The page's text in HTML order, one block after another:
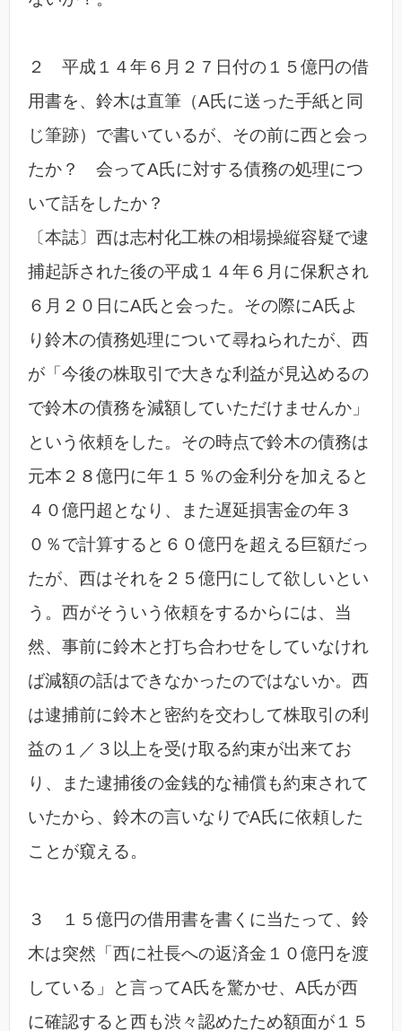
２ 平成１４年６月２７日付の１５億円の借
用書を、鈴木は直筆（A氏に送った手紙と同
じ筆跡）で書いているが、その前に西と会っ
たか？ 会ってA氏に対する債務の処理につ
いて話をしたか？
〔本誌〕西は志村化工株の相場操縦容疑で逮
捕起訴された後の平成１４年６月に保釈され
６月２０日にA氏と会った。その際にA氏よ
り鈴木の債務処理について尋ねられたが、西
が「今後の株取引で大きな利益が見込めるの
で鈴木の債務を減額していただけませんか」
という依頼をした。その時点で鈴木の債務は
元本２８億円に年１５％の金利分を加えると
４０億円超となり、また遅延損害金の年３
０％で計算すると６０億円を超える巨額だっ
たが、西はそれを２５億円にして欲しいとい
う。西がそういう依頼をするからには、当
然、事前に鈴木と打ち合わせをしていなけれ
ば減額の話はできなかったのではないか。西
は逮捕前に鈴木と密約を交わして株取引の利
益の１／３以上を受け取る約束が出来てお
り、また逮捕後の金銭的な補償も約束されて
いたから、鈴木の言いなりでA氏に依頼した
ことが窺える。
３ １５億円の借用書を書くに当たって、鈴
木は突然「西に社長への返済金１０億円を渡
している」と言ってA氏を驚かせ、A氏が西
に確認すると西も渋々認めたため額面が１５